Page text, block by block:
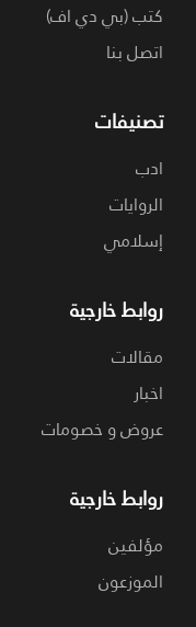
كتب (بي دي اف)
اتصل بنا
تصنيفات
ادب
الروايات
إسلامي
روابط خارجية
مقالات
اخبار
عروض و خصومات
روابط خارجية
مؤلفين
الموزعون